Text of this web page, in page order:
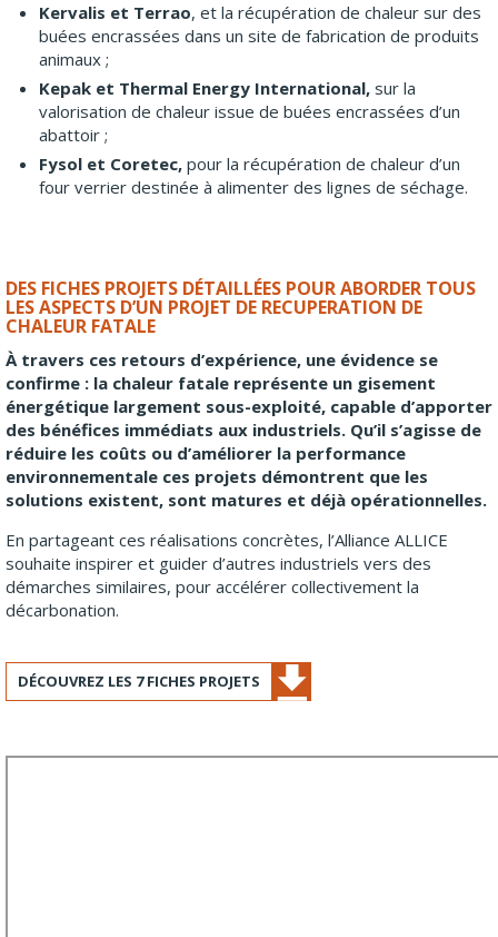
Kervalis et Terrao, et la récupération de chaleur sur des
buées encrassées dans un site de fabrication de produits
animaux ;
Kepak et Thermal Energy International, sur la
valorisation de chaleur issue de buées encrassées d’un
abattoir ;
Fysol et Coretec, pour la récupération de chaleur d’un
four verrier destinée à alimenter des lignes de séchage.
DES FICHES PROJETS DÉTAILLÉES POUR ABORDER TOUS
LES ASPECTS D’UN PROJET DE RECUPERATION DE
CHALEUR FATALE
À travers ces retours d’expérience, une évidence se
confirme : la chaleur fatale représente un gisement
énergétique largement sous-exploité, capable d’apporter
des bénéfices immédiats aux industriels. Qu’il s’agisse de
réduire les coûts ou d’améliorer la performance
environnementale ces projets démontrent que les
solutions existent, sont matures et déjà opérationnelles.
En partageant ces réalisations concrètes, l’Alliance ALLICE
souhaite inspirer et guider d’autres industriels vers des
démarches similaires, pour accélérer collectivement la
décarbonation.
DÉCOUVREZ LES 7 FICHES PROJETS